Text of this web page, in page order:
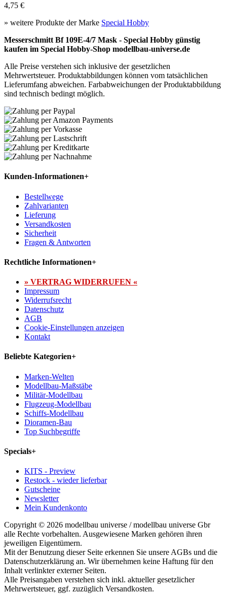
4,75 €
» weitere Produkte der Marke Special Hobby
Messerschmitt Bf 109E-4/7 Mask - Special Hobby günstig
kaufen im Special Hobby-Shop modellbau-universe.de
Alle Preise verstehen sich inklusive der gesetzlichen
Mehrwertsteuer. Produktabbildungen können vom tatsächlichen
Lieferumfang abweichen. Farbabweichungen der Produktabbildung
sind technisch bedingt möglich.
Kunden-Informationen+
Bestellwege
Zahlvarianten
Lieferung
Versandkosten
Sicherheit
Fragen & Antworten
Rechtliche Informationen+
» VERTRAG WIDERRUFEN «
Impressum
Widerrufsrecht
Datenschutz
AGB
Cookie-Einstellungen anzeigen
Kontakt
Beliebte Kategorien+
Marken-Welten
Modellbau-Maßstäbe
Militär-Modellbau
Flugzeug-Modellbau
Schiffs-Modellbau
Dioramen-Bau
Top Suchbegriffe
Specials+
KITS - Preview
Restock - wieder lieferbar
Gutscheine
Newsletter
Mein Kundenkonto
Copyright © 2026 modellbau universe / modellbau universe Gbr
alle Rechte vorbehalten. Ausgewiesene Marken gehören ihren
jeweiligen Eigentümern.
Mit der Benutzung dieser Seite erkennen Sie unsere AGBs und die
Datenschutzerklärung an. Wir übernehmen keine Haftung für den
Inhalt verlinkter externer Seiten.
Alle Preisangaben verstehen sich inkl. aktueller gesetzlicher
Mehrwertsteuer, ggf. zuzüglich Versandkosten.